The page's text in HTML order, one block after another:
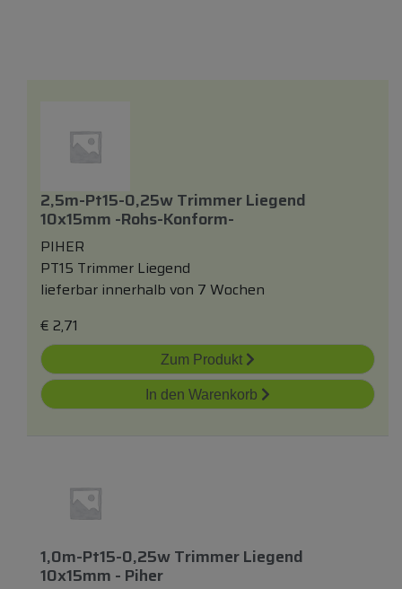
2,5m-Pt15-0,25w Trimmer Liegend
10x15mm -rohs-Konform-
PIHER
PT15 Trimmer Liegend
lieferbar innerhalb von 7 Wochen
€ 2,71
Zum Produkt
In den Warenkorb
1,0m-Pt15-0,25w Trimmer Liegend
10x15mm - Piher